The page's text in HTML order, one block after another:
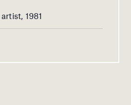
1981